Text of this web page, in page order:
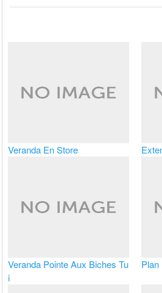
Veranda En Store
Veranda Pointe Aux Biches Tu
i
Plan